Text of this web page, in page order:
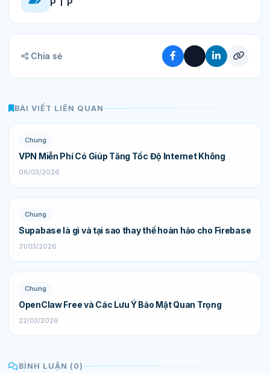
P T P
Chia sẻ
BÀI VIẾT LIÊN QUAN
Chung
VPN Miễn Phí Có Giúp Tăng Tốc Độ Internet Không
06/03/2026
Chung
Supabase là gì và tại sao thay thế hoàn hảo cho Firebase
31/03/2026
Chung
OpenClaw Free và Các Lưu Ý Bảo Mật Quan Trọng
22/03/2026
BÌNH LUẬN (0)